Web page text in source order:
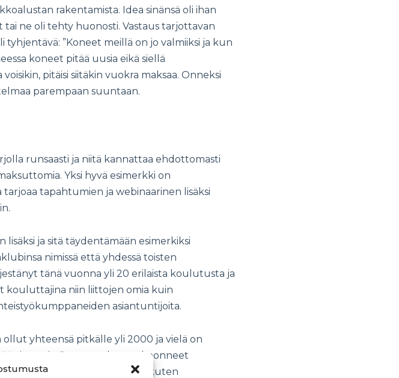
rakentamista. Idea sinänsä oli ihan
ne oli tehty huonosti. Vastaus tarjottavan
”Koneet meillä on jo valmiiksi ja kun
koneet pitää uusia eikä siellä
pitäisi siitäkin vuokra maksaa. Onneksi
parempaan suuntaan.
runsaasti ja niitä kannattaa ehdottomasti
Yksi hyvä esimerkki on
tapahtumien ja webinaarinen lisäksi
ja sitä täydentämään esimerkiksi
nimissä että yhdessä toisten
tänä vuonna yli 20 erilaista koulutusta ja
kouluttajina niin liittojen omia kuin
asiantuntijoita.
yhteensä pitkälle yli 2000 ja vielä on
Loimun ja Ornamon kanssa koonneet
miettimään perusasioita, kuten